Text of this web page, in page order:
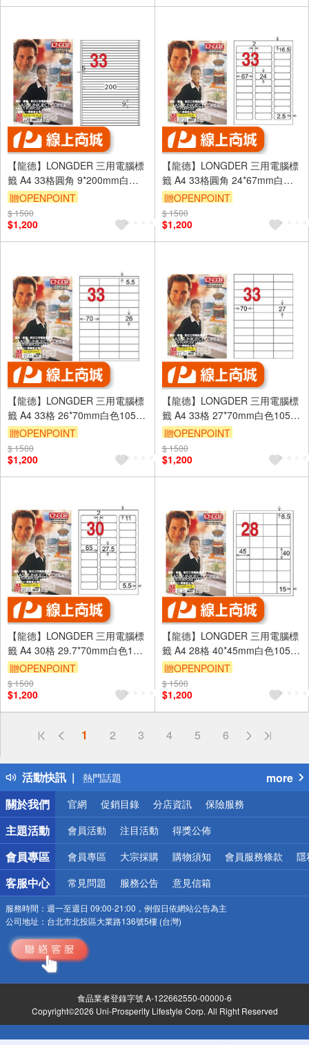
【龍德】LONGDER 三用電腦標
籤 A4 33格圓角 9*200mm白色
105張 3盒/組 LD-8118-W-A(適
用雷射、噴墨、影印)
贈OPENPOINT
$ 1500
$1,200
【龍德】LONGDER 三用電腦標
籤 A4 33格圓角 24*67mm白色
105張 3盒/組 LD-819-W-A(適用
雷射、噴墨、影印)
贈OPENPOINT
$ 1500
$1,200
【龍德】LONGDER 三用電腦標
籤 A4 33格 26*70mm白色105張
3盒/組 LD-835-W-A(適用雷射、
噴墨、影印)
贈OPENPOINT
$ 1500
$1,200
【龍德】LONGDER 三用電腦標
籤 A4 33格 27*70mm白色105張
3盒/組 LD-891-W-A(適用雷射、
噴墨、影印)
贈OPENPOINT
$ 1500
$1,200
【龍德】LONGDER 三用電腦標
籤 A4 30格 29.7*70mm白色105
張 3盒/組 LD-834-W-A(適用雷
射、噴墨、影印)
贈OPENPOINT
$ 1500
$1,200
【龍德】LONGDER 三用電腦標
籤 A4 28格 40*45mm白色105張
3盒/組 LD-845-W-A(適用雷射、
噴墨、影印)
贈OPENPOINT
$ 1500
$1,200
1 2 3 4 5 6
活動快訊
偏遠地區配送
得獎公告
熱門話題
銀行優惠
偏遠地區配送
詐騙網頁！請小心！
more
關於我們
官網 促銷目錄 分店資訊 保險服務
主題活動 會員活動 注目活動 得獎公佈
會員專區 會員專區 大宗採購 購物須知 會員服務條款 隱
客服中心 常見問題 服務公告 意見信箱
服務時間： 週一至週日 09:00-21:00，例假日依網站公告為主
公司地址： 台北市北投區大業路136號5樓 (台灣)
食品業者登錄字號 A-122662550-00000-6
Copyright©2026 Uni-Prosperity Lifestyle Corp. All Right Reserved